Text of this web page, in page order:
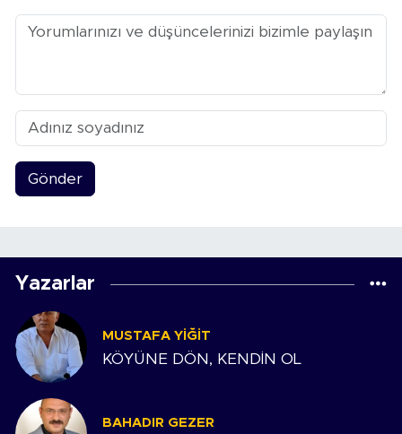
Gönder
Yazarlar
MUSTAFA YIĞIT
KÖYÜNE DÖN, KENDİN OL
BAHADIR GEZER